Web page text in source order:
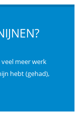
meer werk
hebt (gehad),